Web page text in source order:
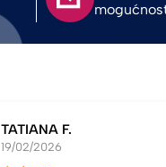
TATIANA F.
19/02/2026